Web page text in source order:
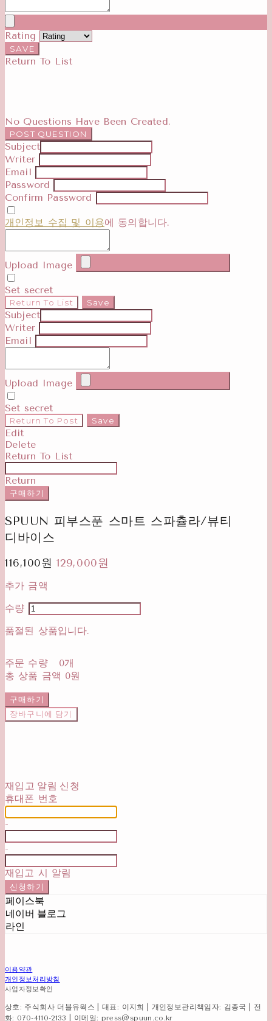
Rating
SAVE
Return To List
No Questions Have Been Created.
POST QUESTION
Subject
Writer
Email
Password
Confirm Password
개인정보 수집 및 이용에 동의합니다.
Upload Image
Set secret
Return To List Save
Subject
Writer
Email
Upload Image
Set secret
Return To Post Save
Edit
Delete
Return To List
Return
구매하기
SPUUN 피부스푼 스마트 스파츌라/뷰티
디바이스
116,100원 129,000원
추가 금액
수량
품절된 상품입니다.
주문 수량
0개
총 상품 금액 0원
구매하기
장바구니에 담기
재입고 알림 신청
휴대폰 번호
-
-
재입고 시 알림
신청하기
페이스북
네이버 블로그
라인
이용약관
개인정보처리방침
사업자정보확인
상호: 주식회사 더블유웍스 | 대표: 이지희 | 개인정보관리책임자: 김종국 | 전
화: 070-4110-2133 | 이메일: press@spuun.co.kr